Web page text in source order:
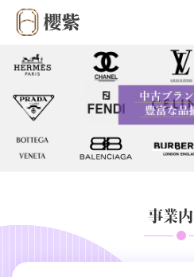
Previous
事業